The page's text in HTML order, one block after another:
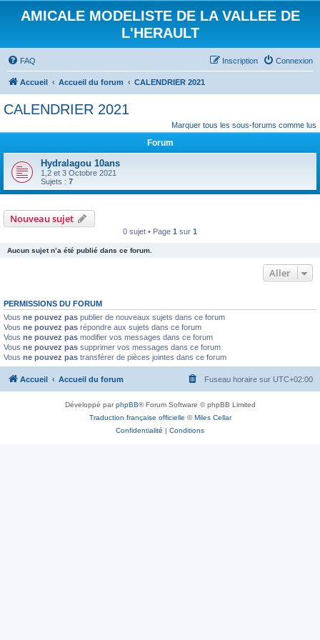
AMICALE MODELISTE DE LA VALLEE DE
L'HERAULT
FAQ Connexion
Inscription
Accueil Accueil du forum CALENDRIER 2021
CALENDRIER 2021
Marquer tous les sous-forums comme lus
Forum
Hydralagou 10ans
1,2 et 3 Octobre 2021
Sujets : 7
Nouveau sujet
0 sujet • Page 1 sur 1
Aucun sujet n’a été publié dans ce forum.
Aller
PERMISSIONS DU FORUM
Vous ne pouvez pas publier de nouveaux sujets dans ce forum
Vous ne pouvez pas répondre aux sujets dans ce forum
Vous ne pouvez pas modifier vos messages dans ce forum
Vous ne pouvez pas supprimer vos messages dans ce forum
Vous ne pouvez pas transférer de pièces jointes dans ce forum
Accueil Accueil du forum Fuseau horaire sur UTC+02:00
Développé parphpBB® Forum Software © phpBB Limited
Traduction française officielle ©Miles Cellar
Confidentialité | Conditions